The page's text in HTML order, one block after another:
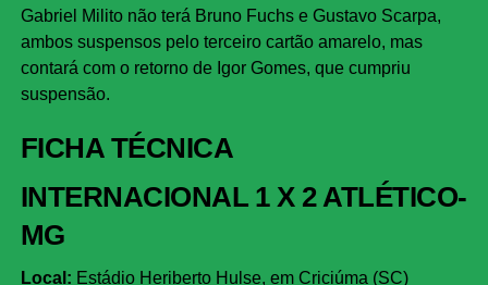
Gabriel Milito não terá Bruno Fuchs e Gustavo Scarpa,
ambos suspensos pelo terceiro cartão amarelo, mas
contará com o retorno de Igor Gomes, que cumpriu
suspensão.
FICHA TÉCNICA
INTERNACIONAL 1 X 2 ATLÉTICO-
MG
Local: Estádio Heriberto Hulse, em Criciúma (SC)